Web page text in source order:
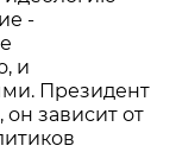
-
и
Президент
зависит от